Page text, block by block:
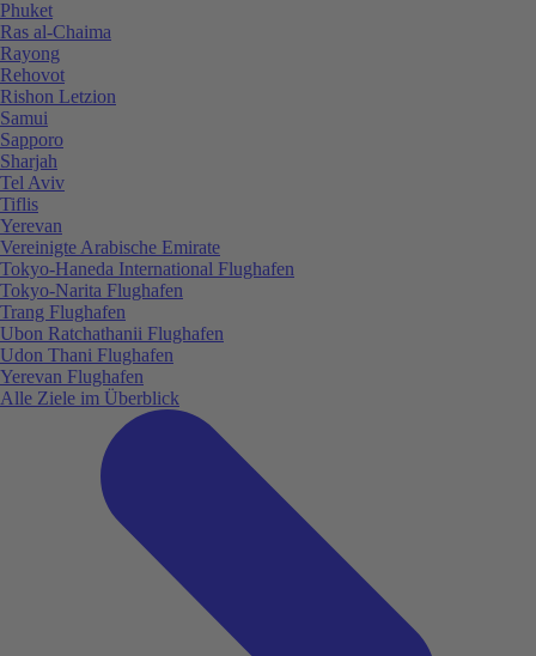
Phuket
Ras al-Chaima
Rayong
Rehovot
Rishon Letzion
Samui
Sapporo
Sharjah
Tel Aviv
Tiflis
Yerevan
Vereinigte Arabische Emirate
Tokyo-Haneda International Flughafen
Tokyo-Narita Flughafen
Trang Flughafen
Ubon Ratchathanii Flughafen
Udon Thani Flughafen
Yerevan Flughafen
Alle Ziele im Überblick